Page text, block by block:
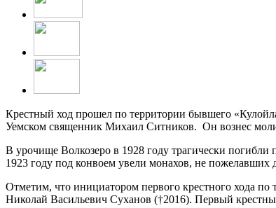
Крестный ход прошел по территории бывшего
Уемском священник Михаил Ситников. Он вознес
В урочище Волкозеро в 1928 году трагически
1923 году под конвоем увели монахов, не
Отметим, что инициатором первого крестного хода
Николай Васильевич Суханов (†2016). Первый